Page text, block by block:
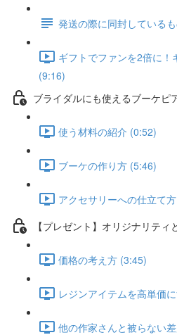
発送の際に同封している
ギフトでファンを2倍に！
(9:16)
ブライダルにも使えるブーケピ
使う材料の紹介 (0:52)
ブーケの作り方 (5:46)
アクセサリーへの仕立て
【プレゼント】オリジナリティ
価格の考え方 (3:45)
レジンアイテムを高単価
他の作家さんと被らない